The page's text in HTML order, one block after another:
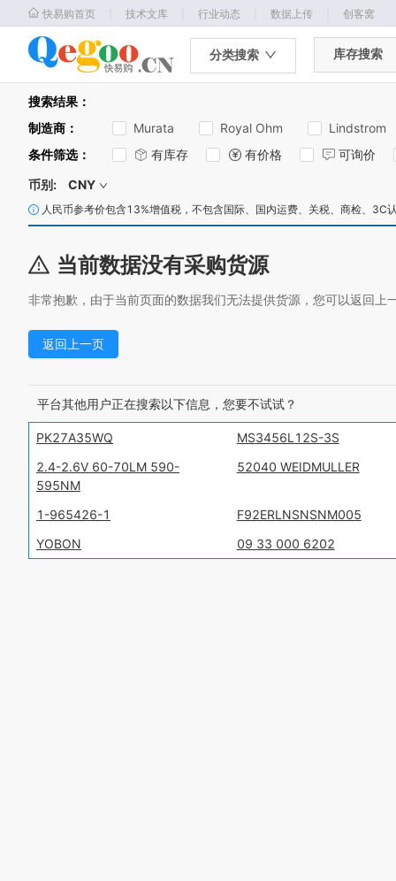
快易购首页 技术文库 行业动态 数据上传 创客窝
分类搜索 库存搜索
搜索结果：
制造商 ： Murata Royal Ohm
Lindstrom
条件筛选： 有库存 有价格
可询价
币别:
CNY
人民币参考价包含13%增值税，不包含国际、国内运费、关税、商检、3C
当前数据没有采购货源
非常抱歉，由于当前页面的数据我们无法提供货源，您可以返回上
返回上一页
平台其他用户正在搜索以下信息，您要不试试？
PK27A35WQ
MS3456L12S-3S
2.4-2.6V 60-70LM 590-
595NM
52040 WEIDMULLER
1-965426-1
F92ERLNSNSNM005
YOBON
09 33 000 6202